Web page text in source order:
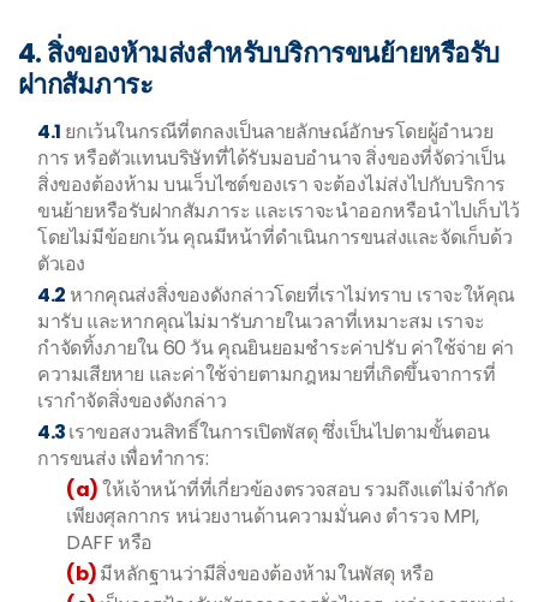
4. สิ่งของห้ามส่งสำหรับบริการขนย้ายหรือรับ
ฝากสัมภาระ
4.1 ยกเว้นในกรณีที่ตกลงเป็นลายลักษณ์อักษรโดยผู้อำนวย
การ หรือตัวแทนบริษัทที่ได้รับมอบอำนาจ สิ่งของที่จัดว่าเป็น
สิ่งของต้องห้าม บนเว็บไซต์ของเรา จะต้องไม่ส่งไปกับบริการ
ขนย้ายหรือรับฝากสัมภาระ และเราจะนำออกหรือนำไปเก็บไว้
โดยไม่มีข้อยกเว้น คุณมีหน้าที่ดำเนินการขนส่งและจัดเก็บด้ว
ตัวเอง
4.2 หากคุณส่งสิ่งของดังกล่าวโดยที่เราไม่ทราบ เราจะให้คุณ
มารับ และหากคุณไม่มารับภายในเวลาที่เหมาะสม เราจะ
กำจัดทิ้งภายใน 60 วัน คุณยินยอมชำระค่าปรับ ค่าใช้จ่าย ค่า
ความเสียหาย และค่าใช้จ่ายตามกฎหมายที่เกิดขึ้นจาการที่
เรากำจัดสิ่งของดังกล่าว
4.3เราขอสงวนสิทธิ์ในการเปิดพัสดุ ซึ่งเป็นไปตามขั้นตอน
การขนส่ง เพื่อทำการ:
(a)ให้เจ้าหน้าที่ที่เกี่ยวข้องตรวจสอบ รวมถึงแต่ไม่จำกัด
เพียงศุลกากร หน่วยงานด้านความมั่นคง ตำรวจ MPI,
DAFF หรือ
(b)มีหลักฐานว่ามีสิ่งของต้องห้ามในพัสดุ หรือ